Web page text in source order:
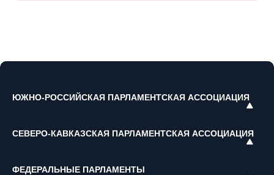
ЮЖНО-РОССИЙСКАЯ ПАРЛАМЕНТСКАЯ АССОЦИАЦИЯ
СЕВЕРО-КАВКАЗСКАЯ ПАРЛАМЕНТСКАЯ АССОЦИАЦИЯ
ФЕДЕРАЛЬНЫЕ ПАРЛАМЕНТЫ